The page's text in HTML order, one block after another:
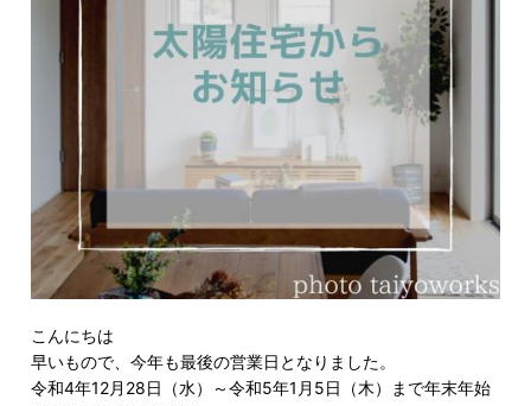
こんにちは
早いもので、今年も最後の営業日となりました。
令和4年12月28日（水）～令和5年1月5日（木）まで年末年始